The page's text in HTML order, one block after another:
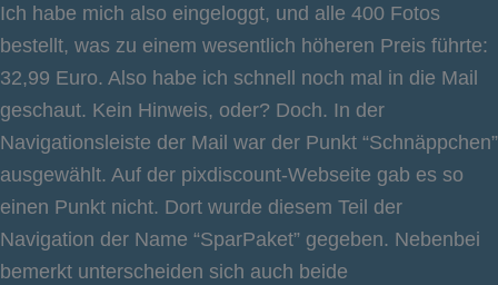
Ich habe mich also eingeloggt, und alle 400 Fotos
bestellt, was zu einem wesentlich höheren Preis führte:
32,99 Euro. Also habe ich schnell noch mal in die Mail
geschaut. Kein Hinweis, oder? Doch. In der
Navigationsleiste der Mail war der Punkt “Schnäppchen”
ausgewählt. Auf der pixdiscount-Webseite gab es so
einen Punkt nicht. Dort wurde diesem Teil der
Navigation der Name “SparPaket” gegeben. Nebenbei
bemerkt unterscheiden sich auch beide